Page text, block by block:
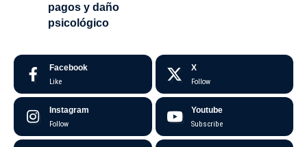
pagos y daño
psicológico
Facebook
Like
X
Follow
Instagram
Follow
Youtube
Subscribe